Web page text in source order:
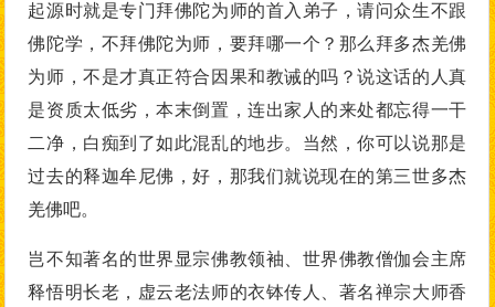
起源时就是专门拜佛陀为师的首入弟子，请问众生不跟
佛陀学，不拜佛陀为师，要拜哪一个？那么拜多杰羌佛
为师，不是才真正符合因果和教诫的吗？说这话的人真
是资质太低劣，本末倒置，连出家人的来处都忘得一干
二净，白痴到了如此混乱的地步。当然，你可以说那是
过去的释迦牟尼佛，好，那我们就说现在的第三世多杰
羌佛吧。
岂不知著名的世界显宗佛教领袖、世界佛教僧伽会主席
释悟明长老，虚云老法师的衣钵传人、著名禅宗大师香